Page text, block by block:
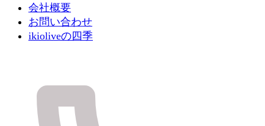
会社概要
お問い合わせ
ikioliveの四季